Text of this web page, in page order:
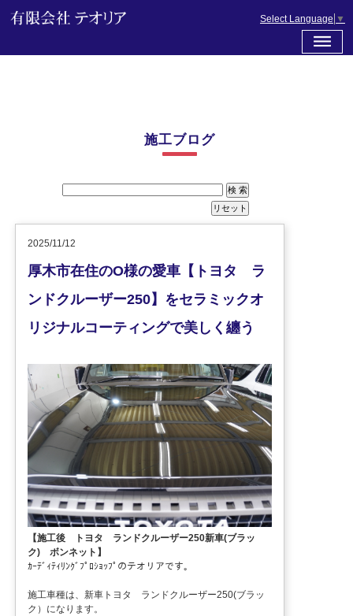
Select Language ▼
施工ブログ
2025/11/12
厚木市在住のO様の愛車【トヨタ ラ
ンドクルーザー250】をセラミックオ
リジナルコーティングで美しく纏う
【施工後 トヨタ ランドクルーザー250新車(ブラッ
ク) ボンネット】
ｶｰﾃﾞｨﾃｨﾘﾝｸﾞﾌﾟﾛｼｮｯﾌﾟのテオリアです。
施工車種は、新車トヨタ ランドクルーザー250(ブラッ
ク）になります。